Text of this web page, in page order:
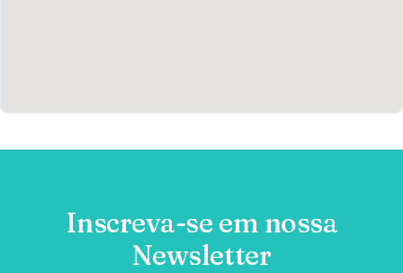
Inscreva-se em nossa
Newsletter